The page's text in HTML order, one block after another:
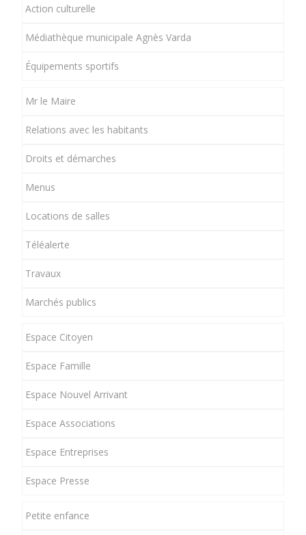
Action culturelle
Médiathèque municipale Agnès Varda
Équipements sportifs
Mr le Maire
Relations avec les habitants
Droits et démarches
Menus
Locations de salles
Téléalerte
Travaux
Marchés publics
Espace Citoyen
Espace Famille
Espace Nouvel Arrivant
Espace Associations
Espace Entreprises
Espace Presse
Petite enfance